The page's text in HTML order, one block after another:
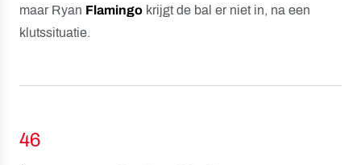
maar Ryan Flamingo krijgt de bal er niet in, na een
klutssituatie.
46